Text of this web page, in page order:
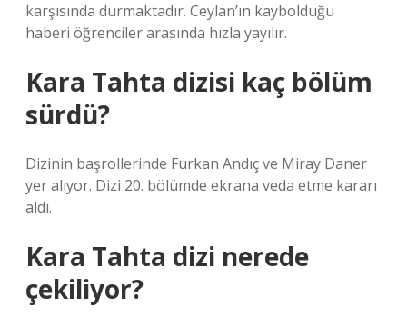
karşısında durmaktadır. Ceylan’ın kaybolduğu
haberi öğrenciler arasında hızla yayılır.
Kara Tahta dizisi kaç bölüm
sürdü?
Dizinin başrollerinde Furkan Andıç ve Miray Daner
yer alıyor. Dizi 20. bölümde ekrana veda etme kararı
aldı.
Kara Tahta dizi nerede
çekiliyor?